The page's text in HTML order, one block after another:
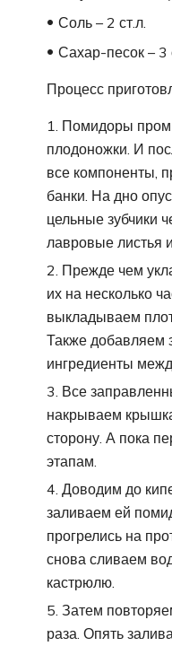
Соль – 2 ст.л.
Сахар-песок – 3
Процесс
Помидоры
плодоножки. И
все компоненты,
банки. На дно
цельные зубчики
лавровые листья
Прежде чем
их на несколько
выкладываем
Также добавляем
ингредиенты
Все
накрываем
сторону. А пока
этапам.
Доводим до
заливаем ей
прогрелись на
снова сливаем
кастрюлю.
Затем
раза. Опять